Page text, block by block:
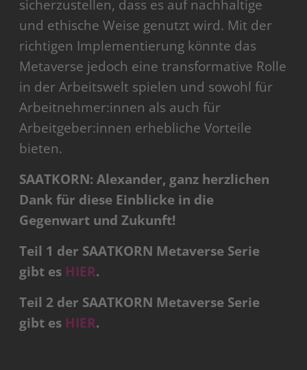
sicherzustellen, dass es auf nachhaltige
und ethische Weise genutzt wird. Mit der
richtigen Implementierung könnte das
Metaverse jedoch eine transformative Rolle
in der Arbeitswelt spielen und sowohl für
Arbeitnehmer:innen als auch für
Arbeitgeber:innen erhebliche Vorteile
bieten.
SAATKORN: Alexander, ganz herzlichen
Dank für diese Einblicke in die
Gegenwart und Zukunft!
Teil 1 der SAATKORN Metaverse Serie
gibt es HIER.
Teil 2 der SAATKORN Metaverse Serie
gibt es HIER.